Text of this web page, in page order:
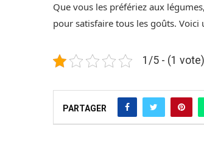
Que vous les préfériez aux
pour satisfaire tous les goûts. Voici
1/5 - (1 vote)
PARTAGER